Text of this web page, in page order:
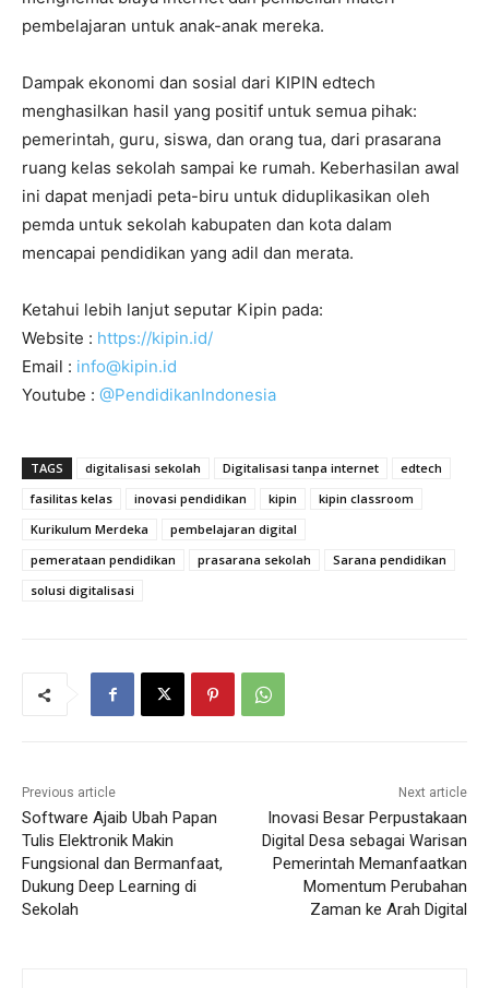
pembelajaran untuk anak-anak mereka.
Dampak ekonomi dan sosial dari KIPIN edtech
menghasilkan hasil yang positif untuk semua pihak:
pemerintah, guru, siswa, dan orang tua, dari prasarana
ruang kelas sekolah sampai ke rumah. Keberhasilan awal
ini dapat menjadi peta-biru untuk diduplikasikan oleh
pemda untuk sekolah kabupaten dan kota dalam
mencapai pendidikan yang adil dan merata.
Ketahui lebih lanjut seputar Kipin pada:
Website : https://kipin.id/
Email : info@kipin.id
Youtube : @PendidikanIndonesia
TAGS digitalisasi sekolah Digitalisasi tanpa internet
edtech
fasilitas kelas
inovasi pendidikan kipin
kipin classroom
Kurikulum Merdeka
pembelajaran digital
pemerataan pendidikan
prasarana sekolah
Sarana pendidikan
solusi digitalisasi
Previous article
Software Ajaib Ubah Papan
Tulis Elektronik Makin
Fungsional dan Bermanfaat,
Dukung Deep Learning di
Sekolah
Next article
Inovasi Besar Perpustakaan
Digital Desa sebagai Warisan
Pemerintah Memanfaatkan
Momentum Perubahan
Zaman ke Arah Digital